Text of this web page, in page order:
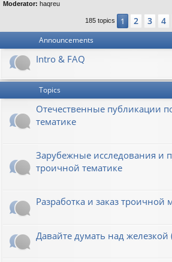
s
Moderator: haqreu
185 topics 1 2 3 4
Announcements
Intro & FAQ
Topics
Отечественные публикации
тематике
Зарубежные исследования и
троичной тематике
Разработка и заказ троичной
Давайте думать над железкой